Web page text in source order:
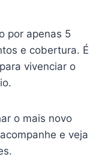
por apenas 5
e cobertura. É
vivenciar o
o mais novo
e veja